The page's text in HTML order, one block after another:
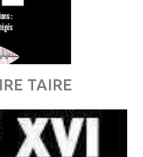
TAIRE